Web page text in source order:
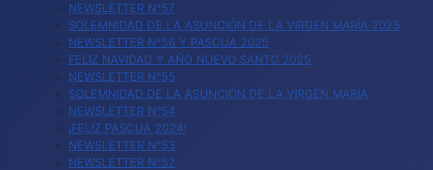
NEWSLETTER N°57
SOLEMNIDAD DE LA ASUNCIÓN DE LA VIRGEN MARÍA 2025
NEWSLETTER N°56 Y PASCUA 2025
FELIZ NAVIDAD Y AÑO NUEVO SANTO 2025
NEWSLETTER N°55
SOLEMNIDAD DE LA ASUNCIÓN DE LA VIRGEN MARÍA
NEWSLETTER N°54
¡FELIZ PASCUA 2024!
NEWSLETTER N°53
NEWSLETTER N°52